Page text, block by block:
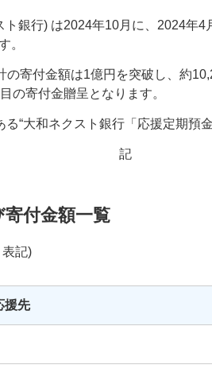
銀行) は2024年10月に、2024年
。
寄付金額は1億円を突破し、約
の寄付金贈呈となります。
“大和ネクスト銀行「応援定期預
記
付金額一覧
記)
援先